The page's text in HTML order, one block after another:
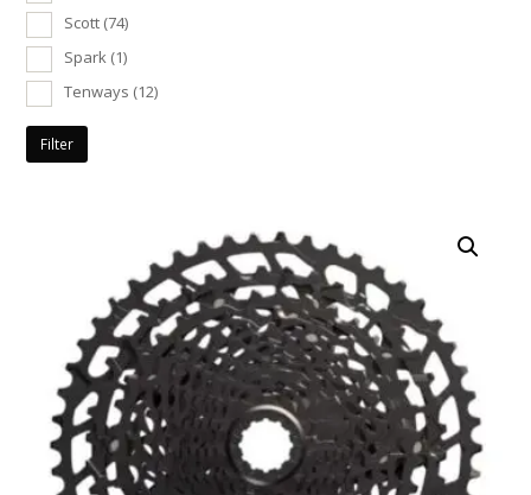
Scott (74)
Spark (1)
Tenways (12)
Filter